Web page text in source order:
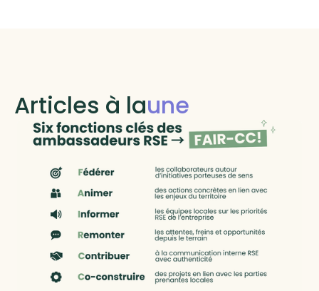
Articles à laune